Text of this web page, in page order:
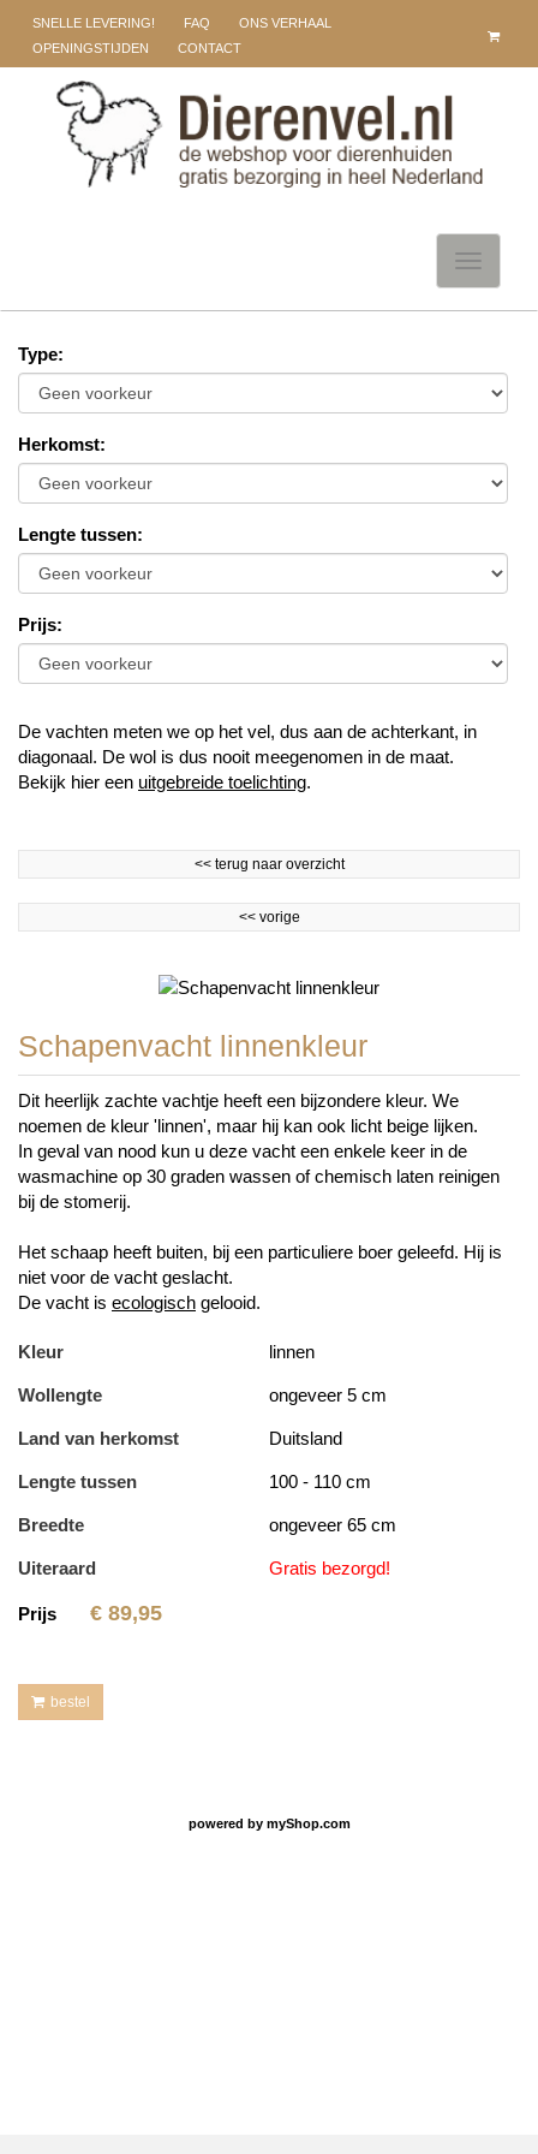
SNELLE LEVERING! FAQ
ONS VERHAAL
OPENINGSTIJDEN
CONTACT
Toggle
Type:
Herkomst:
Lengte tussen:
Prijs:
De vachten meten we op het vel, dus aan de achterkant, in
diagonaal. De wol is dus nooit meegenomen in de maat.
Bekijk hier een uitgebreide toelichting.
<< terug naar overzicht
<< vorige
Schapenvacht linnenkleur
Dit heerlijk zachte vachtje heeft een bijzondere kleur. We
noemen de kleur 'linnen', maar hij kan ook licht beige lijken.
In geval van nood kun u deze vacht een enkele keer in de
wasmachine op 30 graden wassen of chemisch laten reinigen
bij de stomerij.
Het schaap heeft buiten, bij een particuliere boer geleefd. Hij is
niet voor de vacht geslacht.
De vacht is ecologisch gelooid.
Kleur linnen
Wollengte ongeveer 5 cm
Land van herkomst Duitsland
Lengte tussen 100 - 110 cm
Breedte ongeveer 65 cm
Uiteraard Gratis bezorgd!
Prijs € 89,95
bestel
powered by myShop.com